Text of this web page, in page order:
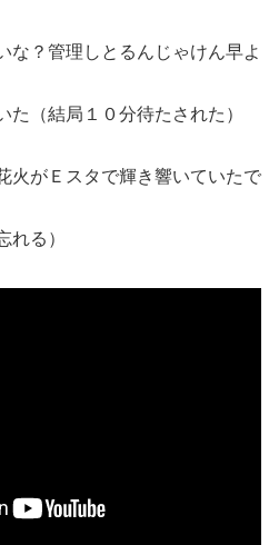
な？管理しとるんじゃけん早よ
た（結局１０分待たされた）
火がＥスタで輝き響いていたで
れる）